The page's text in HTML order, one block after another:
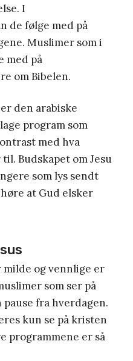
I
de følge med på
Muslimer som i
med på
om Bibelen.
den arabiske
program som
med hva
Budskapet om Jesu
som lys sendt
at Gud elsker
milde og vennlige er
som ser på
fra hverdagen.
kun se på kristen
programmene er så